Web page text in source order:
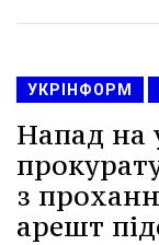
УКРІНФОРМ
Напад на
з
арешт